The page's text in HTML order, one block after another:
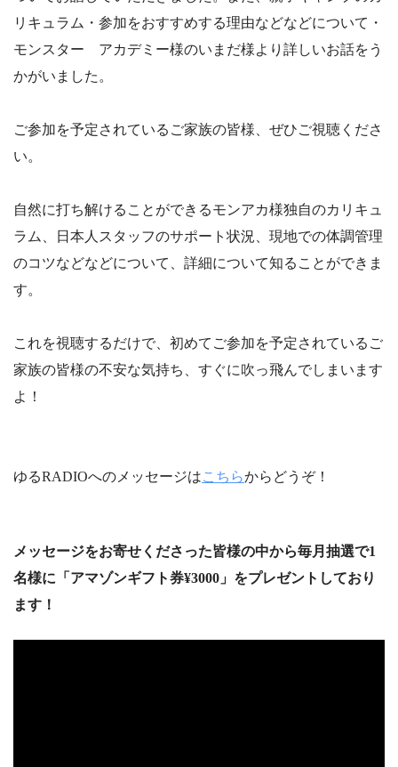
リキュラム・参加をおすすめする理由などなどについて・
モンスター アカデミー様のいまだ様より詳しいお話をう
かがいました。
ご参加を予定されているご家族の皆様、ぜひご視聴くださ
い。
自然に打ち解けることができるモンアカ様独自のカリキュ
ラム、日本人スタッフのサポート状況、現地での体調管理
のコツなどなどについて、詳細について知ることができま
す。
これを視聴するだけで、初めてご参加を予定されているご
家族の皆様の不安な気持ち、すぐに吹っ飛んでしまいます
よ！
ゆるRADIOへのメッセージはこちらからどうぞ！
メッセージをお寄せくださった皆様の中から毎月抽選で1
名様に「アマゾンギフト券¥3000」をプレゼントしており
ます！